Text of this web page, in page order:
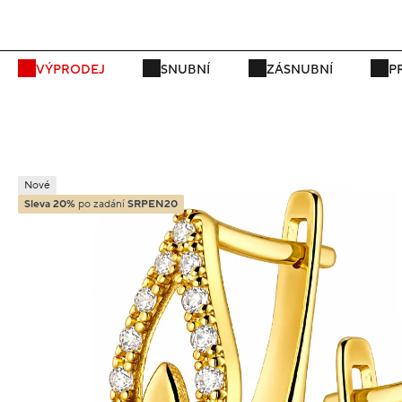
VÝPRODEJ SNUBNÍ ZÁSNUBNÍ
Nové
Sleva 20% po zadání SRPEN20